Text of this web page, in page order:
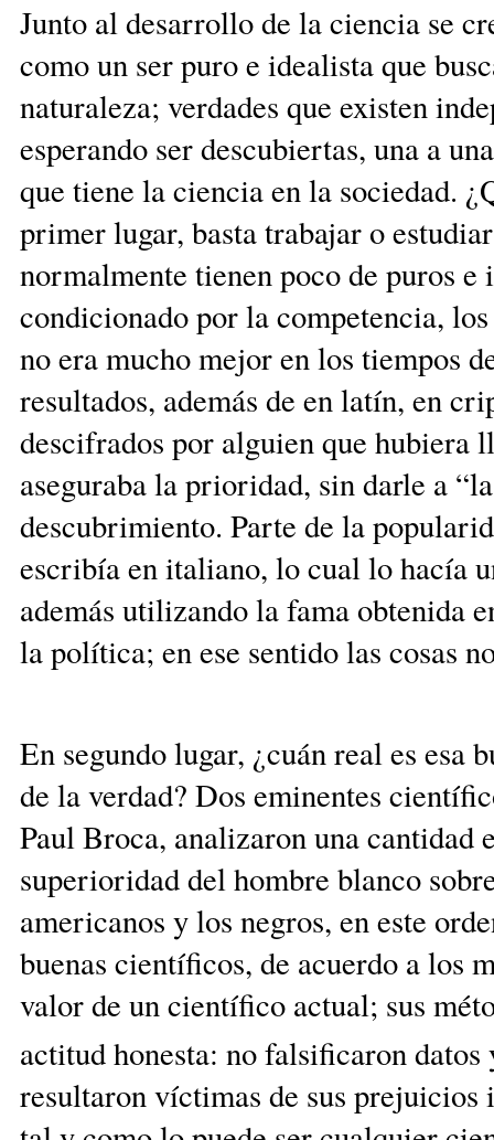
Junto al desarrollo de la ciencia se
como un ser puro e idealista que
naturaleza; verdades que existen
esperando ser descubiertas, una a
que tiene la ciencia en la sociedad.
primer lugar, basta trabajar o
normalmente tienen poco de puros e
condicionado por la competencia,
no era mucho mejor en los tiempos
resultados, además de en latín, en
descifrados por alguien que hubiera
aseguraba la prioridad, sin darle a
descubrimiento. Parte de la
escribía en italiano, lo cual lo hacía
además utilizando la fama obtenida
la política; en ese sentido las
En segundo lugar, ¿cuán real es esa
de la verdad? Dos eminentes
Paul Broca, analizaron una cantidad
superioridad del hombre blanco
americanos y los negros, en este
buenas científicos, de acuerdo a los
valor de un científico actual; sus
actitud honesta: no falsificaron
resultaron víctimas de sus prejuicios